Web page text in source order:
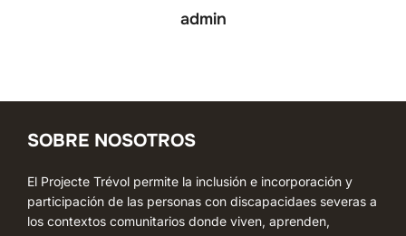
admin
SOBRE NOSOTROS
El Projecte Trévol permite la inclusión e incorporación y
participación de las personas con discapacidaes severas a
los contextos comunitarios donde viven, aprenden,